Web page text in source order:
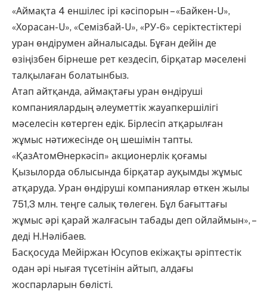
«Аймақта 4 еншілес ірі кәсіпорын – «Байкен-U»,
«Хорасан-U», «Семізбай-U», «РУ-6» серіктестіктері
уран өндірумен айналысады. Бұған дейін де
өзіңізбен бірнеше рет кездесіп, бірқатар мәселені
талқылаған болатынбыз.
Атап айтқанда, аймақтағы уран өндіруші
компаниялардың әлеуметтік жауапкершілігі
мәселесін көтерген едік. Бірлесіп атқарылған
жұмыс нәтижесінде оң шешімін тапты.
«ҚазАтомӨнеркәсіп» акционерлік қоғамы
Қызылорда облысында бірқатар ауқымды жұмыс
атқаруда. Уран өндіруші компаниялар өткен жылы
751,3 млн. теңге салық төлеген. Бұл бағыттағы
жұмыс әрі қарай жалғасын табады деп ойлаймын», –
деді Н.Нәлібаев.
Басқосуда Мейіржан Юсупов екіжақты әріптестік
одан әрі нығая түсетінін айтып, алдағы
жоспарларын бөлісті.